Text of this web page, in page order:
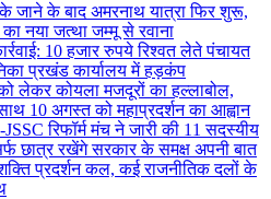
जाने के बाद अमरनाथ यात्रा फिर शुरू,
नया जत्था जम्मू से रवाना
10 हजार रुपये रिश्वत लेते पंचायत
प्रखंड कार्यालय में हड़कंप
लेकर कोयला मजदूरों का हल्लाबोल,
10 अगस्त को महाप्रदर्शन का आह्वान
रिफॉर्म मंच ने जारी की 11 सदस्यीय
छात्र रखेंगे सरकार के समक्ष अपनी बात
प्रदर्शन कल, कई राजनीतिक दलों के